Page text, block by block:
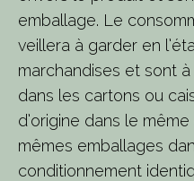
emballage. Le
veillera à garder en
marchandises et sont
dans les cartons ou
d’origine dans le
mêmes emballages
conditionnement